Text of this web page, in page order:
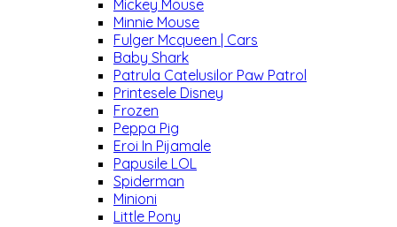
Mickey Mouse
Minnie Mouse
Fulger Mcqueen | Cars
Baby Shark
Patrula Catelusilor Paw Patrol
Printesele Disney
Frozen
Peppa Pig
Eroi In Pijamale
Papusile LOL
Spiderman
Minioni
Little Pony